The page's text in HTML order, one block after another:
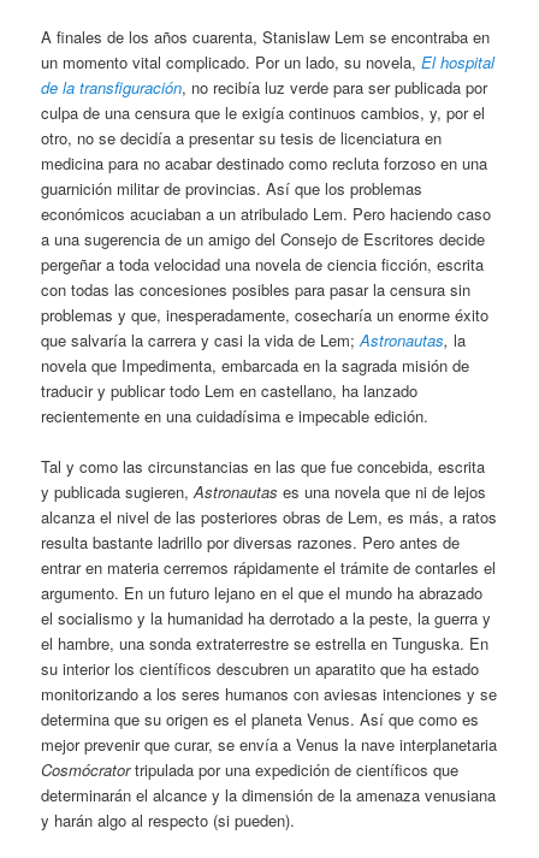
A finales de los años cuarenta, Stanislaw Lem se encontraba en
un momento vital complicado. Por un lado, su novela,El hospital
de la transfiguración, no recibía luz verde para ser publicada por
culpa de una censura que le exigía continuos cambios, y, por el
otro, no se decidía a presentar su tesis de licenciatura en
medicina para no acabar destinado como recluta forzoso en una
guarnición militar de provincias. Así que los problemas
económicos acuciaban a un atribulado Lem. Pero haciendo caso
a una sugerencia de un amigo del Consejo de Escritores decide
pergeñar a toda velocidad una novela de ciencia ficción, escrita
con todas las concesiones posibles para pasar la censura sin
problemas y que, inesperadamente, cosecharía un enorme éxito
que salvaría la carrera y casi la vida de Lem;Astronautas,la
novela que Impedimenta, embarcada en la sagrada misión de
traducir y publicar todo Lem en castellano, ha lanzado
recientemente en una cuidadísima e impecable edición.
Tal y como las circunstancias en las que fue concebida, escrita
y publicada sugieren,Astronautas es una novela que ni de lejos
alcanza el nivel de las posteriores obras de Lem, es más, a ratos
resulta bastante ladrillo por diversas razones. Pero antes de
entrar en materia cerremos rápidamente el trámite de contarles el
argumento. En un futuro lejano en el que el mundo ha abrazado
el socialismo y la humanidad ha derrotado a la peste, la guerra y
el hambre, una sonda extraterrestre se estrella en Tunguska. En
su interior los científicos descubren un aparatito que ha estado
monitorizando a los seres humanos con aviesas intenciones y se
determina que su origen es el planeta Venus. Así que como es
mejor prevenir que curar, se envía a Venus la nave interplanetaria
Cosmócratortripulada por una expedición de científicos que
determinarán el alcance y la dimensión de la amenaza venusiana
y harán algo al respecto (si pueden).